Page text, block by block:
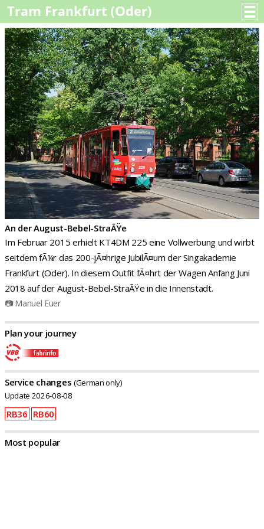
An der August-Bebel-StraÃŸe
Im Februar 2015 erhielt KT4DM 225 eine Vollwerbung und wirbt
seitdem fÃ¼r das 200-jÃ¤hrige JubilÃ¤um der Singakademie
Frankfurt (Oder). In diesem Outfit fÃ¤hrt der Wagen Anfang Juni
2018 auf der August-Bebel-StraÃŸe in die Innenstadt.
📷 Manuel Euer
Plan your journey
Service changes (German only)
Update 2026-08-08
RB36 RB60
Most popular